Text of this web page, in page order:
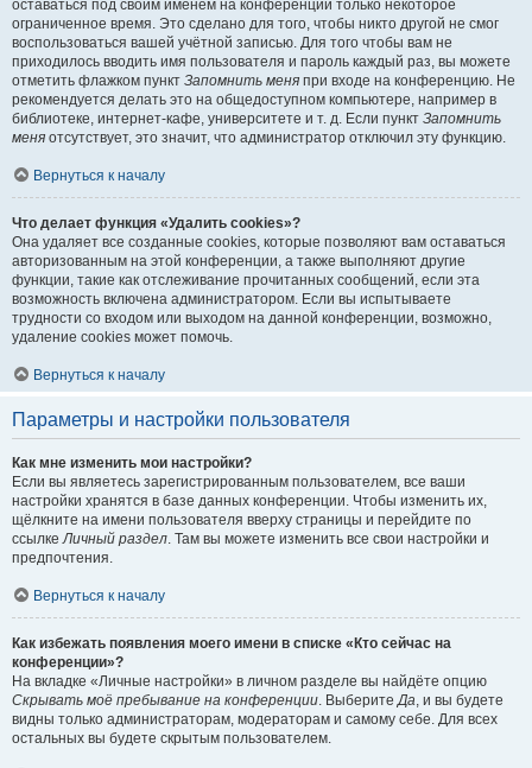
оставаться под своим именем на конференции только некоторое
ограниченное время. Это сделано для того, чтобы никто другой не смог
воспользоваться вашей учётной записью. Для того чтобы вам не
приходилось вводить имя пользователя и пароль каждый раз, вы можете
отметить флажком пункт Запомнить меня при входе на конференцию. Не
рекомендуется делать это на общедоступном компьютере, например в
библиотеке, интернет-кафе, университете и т. д. Если пункт Запомнить
меня отсутствует, это значит, что администратор отключил эту функцию.
Вернуться к началу
Что делает функция «Удалить cookies»?
Она удаляет все созданные cookies, которые позволяют вам оставаться
авторизованным на этой конференции, а также выполняют другие
функции, такие как отслеживание прочитанных сообщений, если эта
возможность включена администратором. Если вы испытываете
трудности со входом или выходом на данной конференции, возможно,
удаление cookies может помочь.
Вернуться к началу
Параметры и настройки пользователя
Как мне изменить мои настройки?
Если вы являетесь зарегистрированным пользователем, все ваши
настройки хранятся в базе данных конференции. Чтобы изменить их,
щёлкните на имени пользователя вверху страницы и перейдите по
ссылкеЛичный раздел. Там вы можете изменить все свои настройки и
предпочтения.
Вернуться к началу
Как избежать появления моего имени в списке «Кто сейчас на
конференции»?
На вкладке «Личные настройки» в личном разделе вы найдёте опцию
Скрывать моё пребывание на конференции. ВыберитеДа, и вы будете
видны только администраторам, модераторам и самому себе. Для всех
остальных вы будете скрытым пользователем.